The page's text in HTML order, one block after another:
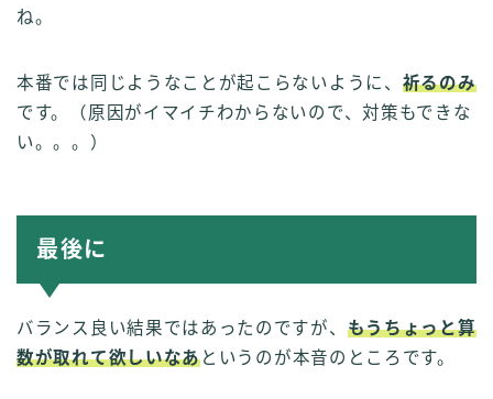
ね。
本番では同じようなことが起こらないように、 祈るのみ
です。（原因がイマイチわからないので、対策もできな
い。。。）
最後に
バランス良い結果ではあったのですが、 もうちょっと算
数が取れて欲しいなあというのが本音のところです。